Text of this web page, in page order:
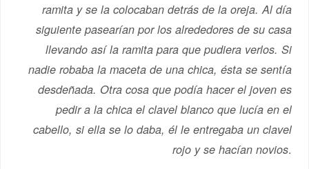
ramita y se la colocaban detrás de la oreja. Al día
siguiente pasearían por los alrededores de su casa
llevando así la ramita para que pudiera verlos. Si
nadie robaba la maceta de una chica, ésta se sentía
desdeñada. Otra cosa que podía hacer el joven es
pedir a la chica el clavel blanco que lucía en el
cabello, si ella se lo daba, él le entregaba un clavel
rojo y se hacían novios.